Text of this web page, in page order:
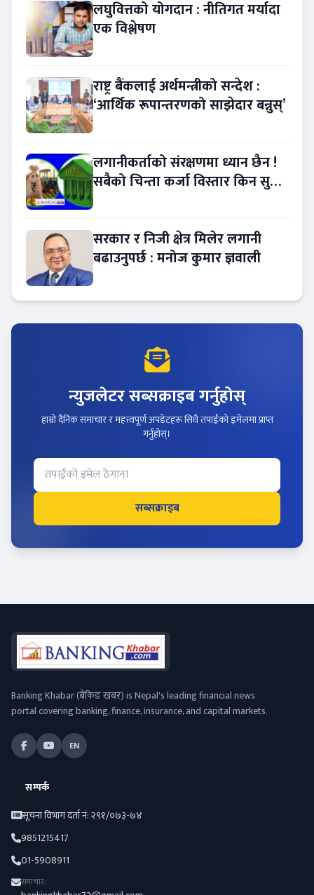
लघुवित्तको योगदान : नीतिगत मर्यादा
एक विश्लेषण
राष्ट्र बैंकलाई अर्थमन्त्रीको सन्देश :
‘आर्थिक रूपान्तरणको साझेदार बन्नुस्’
लगानीकर्ताको संरक्षणमा ध्यान छैन !
सबैको चिन्ता कर्जा विस्तार किन सुस्त
सरकार र निजी क्षेत्र मिलेर लगानी
बढाउनुपर्छ : मनोज कुमार ज्ञवाली
न्युजलेटर सब्सक्राइब गर्नुहोस्
हाम्रो दैनिक समाचार र महत्त्वपूर्ण अपडेटहरू सिधै तपाईंको इमेलमा प्राप्त
गर्नुहोस्।
सब्सक्राइब
Banking Khabar (बैंकिङ खबर) is Nepal's leading financial news
portal covering banking, finance, insurance, and capital markets.
EN
सम्पर्क
सूचना विभाग दर्ता नं: २९१/०७३-७४
9851215417
01-5908911
समाचार: